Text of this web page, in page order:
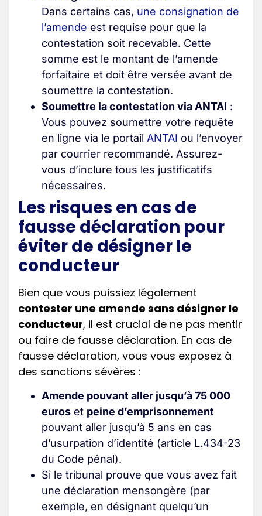
Dans certains cas, une consignation de
l’amende est requise pour que la
contestation soit recevable. Cette
somme est le montant de l’amende
forfaitaire et doit être versée avant de
soumettre la contestation.
Soumettre la contestation via ANTAI :
Vous pouvez soumettre votre requête
en ligne via le portail ANTAI ou l’envoyer
par courrier recommandé. Assurez-
vous d’inclure tous les justificatifs
nécessaires.
Les risques en cas de
fausse déclaration pour
éviter de désigner le
conducteur
Bien que vous puissiez légalement
contester une amende sans désigner le
conducteur, il est crucial de ne pas mentir
ou faire de fausse déclaration. En cas de
fausse déclaration, vous vous exposez à
des sanctions sévères :
Amende pouvant aller jusqu’à 75 000
euros et peine d’emprisonnement
pouvant aller jusqu’à 5 ans en cas
d’usurpation d’identité (article L.434-23
du Code pénal).
Si le tribunal prouve que vous avez fait
une déclaration mensongère (par
exemple, en désignant quelqu’un